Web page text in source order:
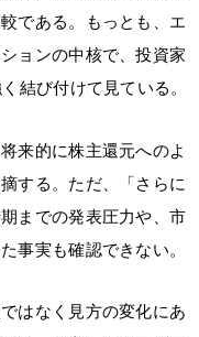
である。もっとも、エ
ョンの中核で、投資家
結び付けて見ている。
来的に株主還元へのよ
する。ただ、「さらに
までの発表圧力や、市
事実も確認できない。
はなく見方の変化にあ